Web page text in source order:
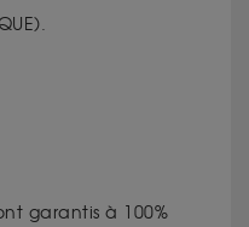
garantis à 100%